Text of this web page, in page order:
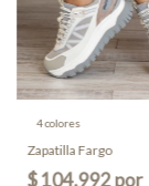
4 colores
Zapatilla Fargo